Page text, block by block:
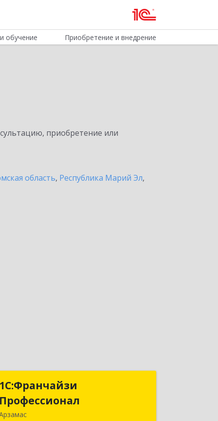
обучение Приобретение и внедрение
приобретение или
область, Республика Марий Эл,
1С:Франчайзи
Профессионал
1С:Франчайзи
Профессионал